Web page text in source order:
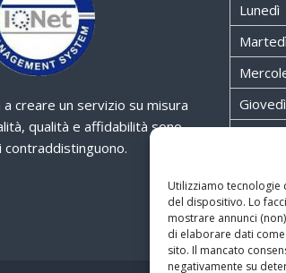
Utilizziamo tecnologie
del dispositivo. Lo
mostrare annunci
di elaborare dati
sito. Il mancato
negativamente su
creare un servizio su misura
qualità e affidabilità sono
Lunedì
Giovedì